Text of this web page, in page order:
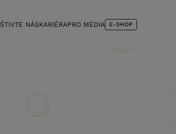
NÁSKARIÉRAPRO MÉDIA E-SHOP